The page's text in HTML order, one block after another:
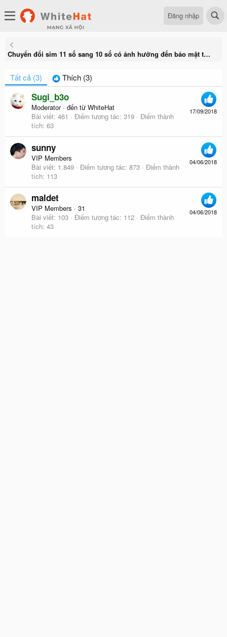
Đăng nhập
Chuyển đổi sim 11 số sang 10 số có ảnh hưởng đến bảo mật tài khoản không?
Tất cả (3) Thích (3)
17/09/2018
Sugi_b3o
Moderator · đến từ WhiteHat
Bài viết 461 Điểm tương tác 319
Điểm thành
tích 63
04/06/2018
sunny
VIP Members
Bài viết 1.849 Điểm tương tác 873
Điểm thành
tích 113
04/06/2018
maldet
VIP Members · 31
Bài viết 103 Điểm tương tác 112
Điểm thành
tích 43